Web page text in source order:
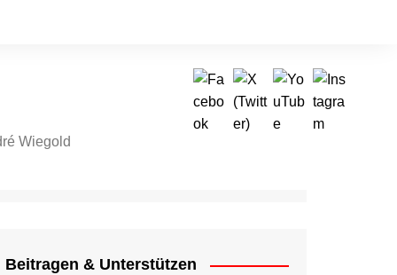
Wiegold
Beitragen & Unterstützen